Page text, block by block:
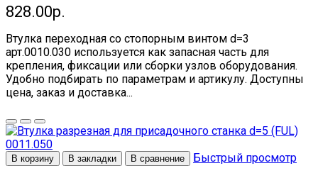
828.00р.
Втулка переходная со стопорным винтом d=3
арт.0010.030 используется как запасная часть для
крепления, фиксации или сборки узлов оборудования.
Удобно подбирать по параметрам и артикулу. Доступны
цена, заказ и доставка...
В корзину В закладки В сравнение Быстрый просмотр